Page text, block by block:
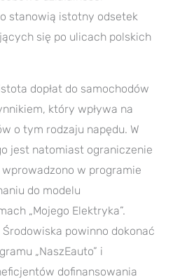
stanowią istotny odsetek
się po ulicach polskich
dopłat do samochodów
który wpływa na
o tym rodzaju napędu. W
jest natomiast ograniczenie
w programie
do modelu
„Mojego Elektryka”.
powinno dokonać
„NaszEauto” i
dofinansowania